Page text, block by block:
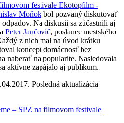
festivale Ekotopfilm -
Moňok bol pozvaný diskutovať
Na diskusii sa zúčastnili aj
Peter Jančovič, poslanec mestského
z nich mal na úvod krátku
koncept domácnosť bez
naberať na popularite. Nasledovala
aktívne zapájalo aj publikum.
Posledná aktualizácia
– SPZ na filmovom festivale